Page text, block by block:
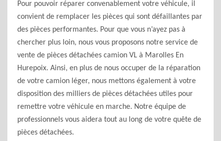
Pour pouvoir réparer convenablement votre véhicule, il
convient de remplacer les pièces qui sont défaillantes par
des pièces performantes. Pour que vous n’ayez pas à
chercher plus loin, nous vous proposons notre service de
vente de pièces détachées camion VL à Marolles En
Hurepoix. Ainsi, en plus de nous occuper de la réparation
de votre camion léger, nous mettons également à votre
disposition des milliers de pièces détachées utiles pour
remettre votre véhicule en marche. Notre équipe de
professionnels vous aidera tout au long de votre quête de
pièces détachées.